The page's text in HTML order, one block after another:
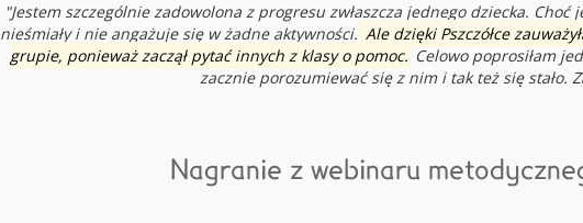
"Jestem szczególnie zadowolona z progresu zwłaszcza jednego dziecka. Choć
nieśmiały i nie angażuje się w żadne aktywności. Ale dzięki Pszczółce
grupie, ponieważ zaczął pytać innych z klasy o pomoc. Celowo poprosiłam
zacznie porozumiewać się z nim i tak też się stało.
Nagranie z webinaru